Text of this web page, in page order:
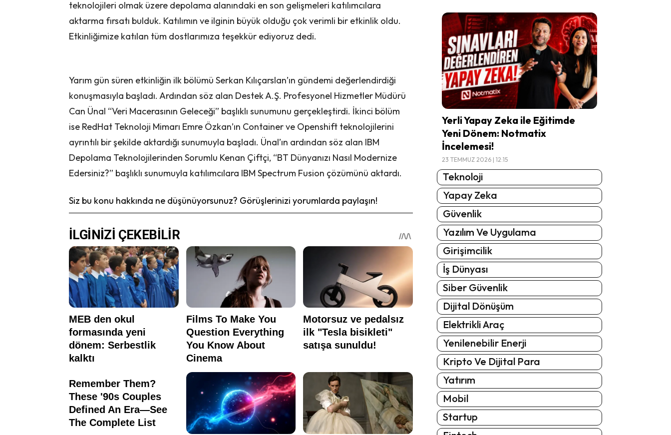
teknolojileri olmak üzere depolama alanındaki en son gelişmeleri katılımcılara
aktarma fırsatı bulduk. Katılımın ve ilginin büyük olduğu çok verimli bir etkinlik oldu.
Etkinliğimize katılan tüm dostlarımıza teşekkür ediyoruz dedi.
Yarım gün süren etkinliğin ilk bölümü Serkan Kılıçarslan’ın gündemi değerlendirdiği
konuşmasıyla başladı. Ardından söz alan Destek A.Ş. Profesyonel Hizmetler Müdürü
Can Ünal “Veri Macerasının Geleceği” başlıklı sunumunu gerçekleştirdi. İkinci bölüm
ise RedHat Teknoloji Mimarı Emre Özkan’ın Container ve Openshift teknolojilerini
ayrıntılı bir şekilde aktardığı sunumuyla başladı. Ünal’ın ardından söz alan IBM
Depolama Teknolojilerinden Sorumlu Kenan Çiftçi, “BT Dünyanızı Nasıl Modernize
Edersiniz?” başlıklı sunumuyla katılımcılara IBM Spectrum Fusion çözümünü aktardı.
Siz bu konu hakkında ne düşünüyorsunuz? Görüşlerinizi yorumlarda paylaşın!
Yerli Yapay Zeka ile Eğitimde
Yeni Dönem: Notmatix
İncelemesi!
23 TEMMUZ 2026 | 12:15
Teknoloji
Yapay Zeka
Güvenlik
Yazılım Ve Uygulama
Girişimcilik
İş Dünyası
Siber Güvenlik
Dijital Dönüşüm
Elektrikli Araç
Yenilenebilir Enerji
Kripto Ve Dijital Para
Yatırım
Mobil
Startup